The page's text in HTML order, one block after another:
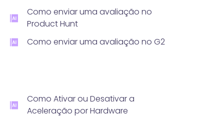
Como enviar uma avaliação no
Product Hunt
Como enviar uma avaliação no G2
Como Ativar ou Desativar a
Aceleração por Hardware